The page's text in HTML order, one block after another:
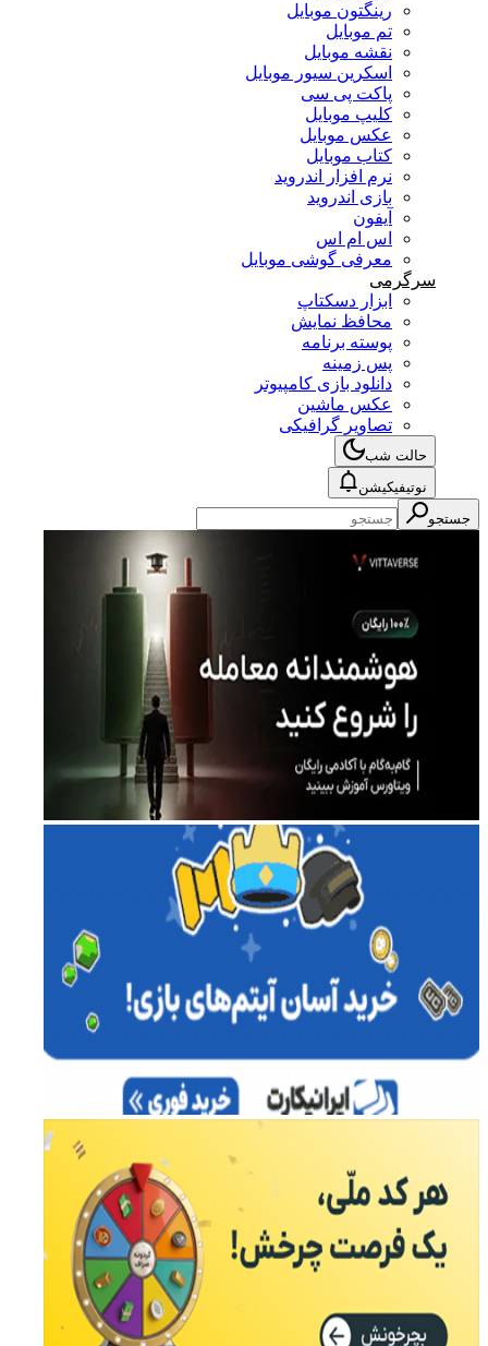
رینگتون موبایل
تم موبایل
نقشه موبایل
اسکرین سیور موبایل
پاکت پی سی
کلیپ موبایل
عکس موبایل
کتاب موبایل
نرم افزار اندروید
بازی اندروید
آیفون
اس ام اس
معرفی گوشی موبایل
سرگرمی
ابزار دسکتاپ
محافظ نمایش
پوسته برنامه
پس زمینه
دانلود بازی کامپیوتر
عکس ماشین
تصاویر گرافیکی
حالت شب
نوتیفیکیشن
جستجو